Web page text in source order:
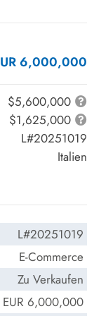
6,000,000
$5,600,000
$1,625,000
L#20251019
Italien
L#20251019
E-Commerce
Zu Verkaufen
EUR 6,000,000